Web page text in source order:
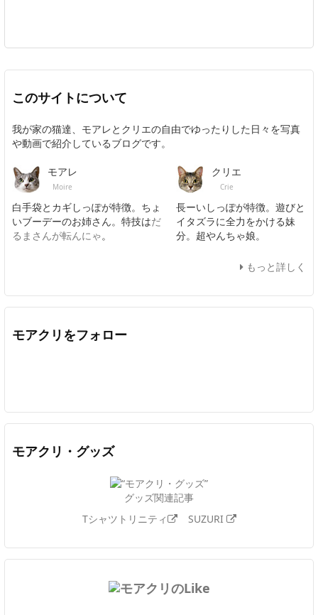
このサイトについて
我が家の猫達、モアレとクリエの自由でゆったりした日々を写真
や動画で紹介しているブログです。
モアレ
Moire
白手袋とカギしっぽが特徴。ちょ
いブーデーのお姉さん。特技はだ
るまさんが転んにゃ。
クリエ
Crie
長ーいしっぽが特徴。遊びと
イタズラに全力をかける妹
分。超やんちゃ娘。
もっと詳しく
モアクリをフォロー
モアクリ・グッズ
グッズ関連記事
Tシャツトリニティ
SUZURI